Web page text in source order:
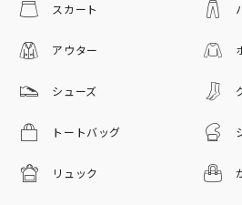
スカート
アウター
シューズ
トートバッグ
リュック